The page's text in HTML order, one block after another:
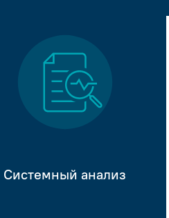
Системный анализ